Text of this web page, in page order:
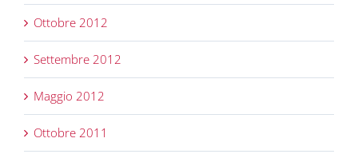
Ottobre 2012
Settembre 2012
Maggio 2012
Ottobre 2011